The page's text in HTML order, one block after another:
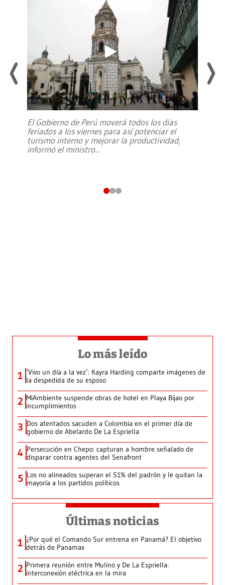
El Gobierno de Perú moverá todos los días
feriados a los viernes para así potenciar el
turismo interno y mejorar la productividad,
informó el ministro...
Lo más leído
1 ‘Vivo un día a la vez’: Kayra Harding comparte imágenes de
la despedida de su esposo
2 MiAmbiente suspende obras de hotel en Playa Bijao por
incumplimientos
3 Dos atentados sacuden a Colombia en el primer día de
gobierno de Abelardo De La Espriella
4 Persecución en Chepo: capturan a hombre señalado de
disparar contra agentes del Senafront
5 Los no alineados superan el 51% del padrón y le quitan la
mayoría a los partidos políticos
Últimas noticias
1 ¿Por qué el Comando Sur entrena en Panamá? El objetivo
detrás de Panamax
2 Primera reunión entre Mulino y De La Espriella:
interconexión eléctrica en la mira